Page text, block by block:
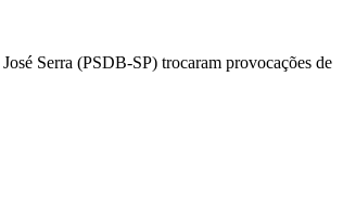
Serra (PSDB-SP) trocaram provocações de